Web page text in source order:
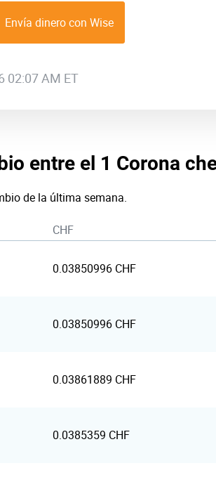
Envía dinero con Wise
02:07 AM ET
entre el 1 Corona
de la última semana.
CHF
0.03850996 CHF
0.03850996 CHF
0.03861889 CHF
0.0385359 CHF